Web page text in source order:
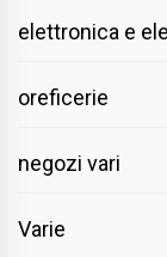
elettronica e
oreficerie
negozi vari
Varie